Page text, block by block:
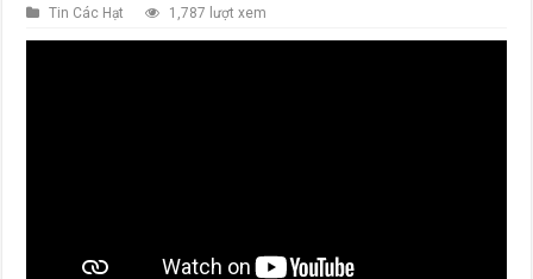
Tin Các Hạt 1,787 lượt xem